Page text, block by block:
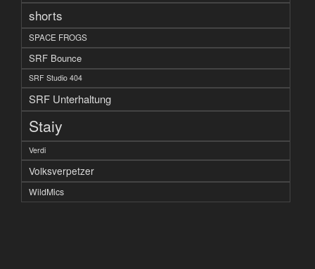
shorts
SPACE FROGS
SRF Bounce
SRF Studio 404
SRF Unterhaltung
Staiy
Verdi
Volksverpetzer
WildMics